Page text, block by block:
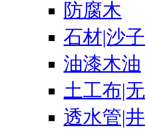
防腐木
石材|沙子
油漆木油
土工布|
透水管|